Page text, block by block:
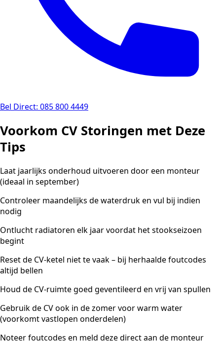
Bel Direct: 085 800 4449
Voorkom CV Storingen met Deze
Tips
Laat jaarlijks onderhoud uitvoeren door een monteur
(ideaal in september)
Controleer maandelijks de waterdruk en vul bij indien
nodig
Ontlucht radiatoren elk jaar voordat het stookseizoen
begint
Reset de CV-ketel niet te vaak – bij herhaalde foutcodes
altijd bellen
Houd de CV-ruimte goed geventileerd en vrij van spullen
Gebruik de CV ook in de zomer voor warm water
(voorkomt vastlopen onderdelen)
Noteer foutcodes en meld deze direct aan de monteur